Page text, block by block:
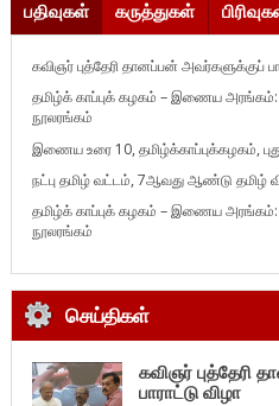
பதிவுகள் கருத்துகள்
கவிஞர் புத்தேரி தானப்பன் அவர்களுக்குப்
தமிழ்க் காப்புக் கழகம் – இணைய
நூலரங்கம்
இணைய உரை 10, தமிழ்க்காப்புக்கழகம்,
நட்பு தமிழ் வட்டம், 7ஆவது ஆண்டு தமிழ்
தமிழ்க் காப்புக் கழகம் – இணைய
நூலரங்கம்
செய்திகள்
கவிஞர் புத்தேரி
பாராட்டு விழா